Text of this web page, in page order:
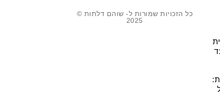
כל הזכויות שמורות ל- שוהם דלתות ©
2025